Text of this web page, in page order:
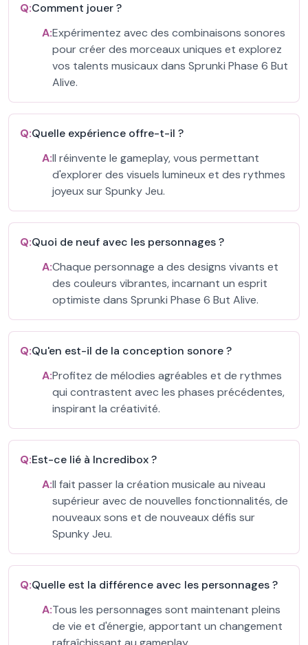
Q:Comment jouer ?
A:Expérimentez avec des combinaisons sonores
pour créer des morceaux uniques et explorez
vos talents musicaux dans Sprunki Phase 6 But
Alive.
Q:Quelle expérience offre-t-il ?
A:Il réinvente le gameplay, vous permettant
d'explorer des visuels lumineux et des rythmes
joyeux sur Spunky Jeu.
Q:Quoi de neuf avec les personnages ?
A:Chaque personnage a des designs vivants et
des couleurs vibrantes, incarnant un esprit
optimiste dans Sprunki Phase 6 But Alive.
Q:Qu'en est-il de la conception sonore ?
A:Profitez de mélodies agréables et de rythmes
qui contrastent avec les phases précédentes,
inspirant la créativité.
Q:Est-ce lié à Incredibox ?
A:Il fait passer la création musicale au niveau
supérieur avec de nouvelles fonctionnalités, de
nouveaux sons et de nouveaux défis sur
Spunky Jeu.
Q:Quelle est la différence avec les personnages ?
A:Tous les personnages sont maintenant pleins
de vie et d'énergie, apportant un changement